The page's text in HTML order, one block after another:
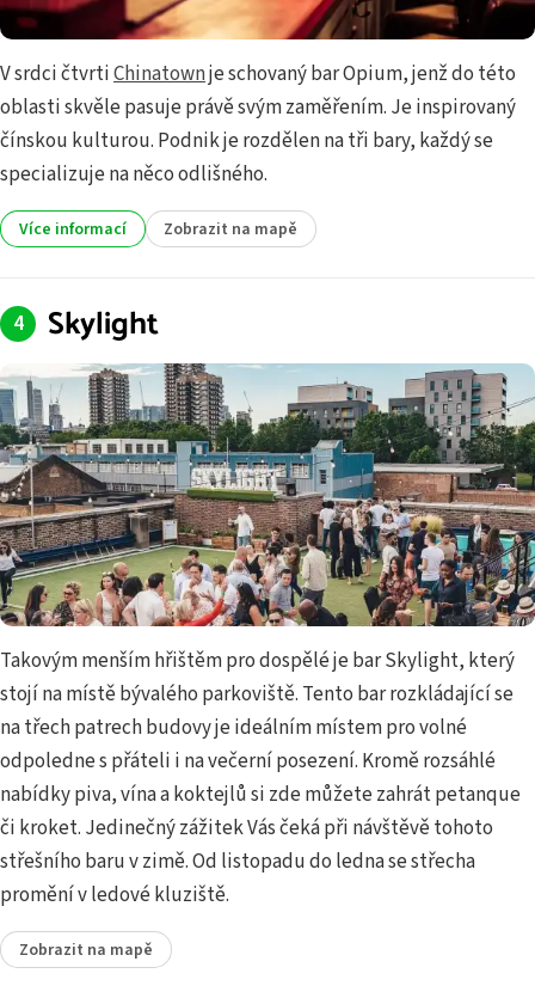
V srdci čtvrtiChinatownje schovaný bar Opium, jenž do této
oblasti skvěle pasuje právě svým zaměřením. Je inspirovaný
čínskou kulturou. Podnik je rozdělen na tři bary, každý se
specializuje na něco odlišného.
Více informací Zobrazit na mapě
Skylight
Takovým menším hřištěm pro dospělé je bar Skylight, který
stojí na místě bývalého parkoviště. Tento bar rozkládající se
na třech patrech budovy je ideálním místem pro volné
odpoledne s přáteli i na večerní posezení. Kromě rozsáhlé
nabídky piva, vína a koktejlů si zde můžete zahrát petanque
či kroket. Jedinečný zážitek Vás čeká při návštěvě tohoto
střešního baru v zimě. Od listopadu do ledna se střecha
promění v ledové kluziště.
Zobrazit na mapě